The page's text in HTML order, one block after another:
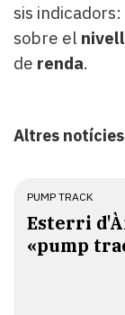
sis
sobre el
de renda.
Altres
PUMP TRACK
Esterri
«pump